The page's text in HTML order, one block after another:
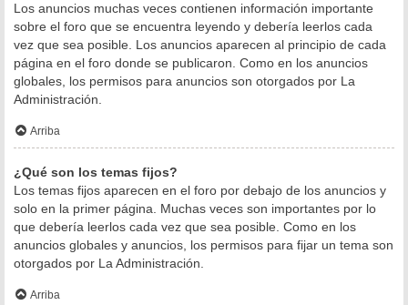
Los anuncios muchas veces contienen información importante
sobre el foro que se encuentra leyendo y debería leerlos cada
vez que sea posible. Los anuncios aparecen al principio de cada
página en el foro donde se publicaron. Como en los anuncios
globales, los permisos para anuncios son otorgados por La
Administración.
Arriba
¿Qué son los temas fijos?
Los temas fijos aparecen en el foro por debajo de los anuncios y
solo en la primer página. Muchas veces son importantes por lo
que debería leerlos cada vez que sea posible. Como en los
anuncios globales y anuncios, los permisos para fijar un tema son
otorgados por La Administración.
Arriba